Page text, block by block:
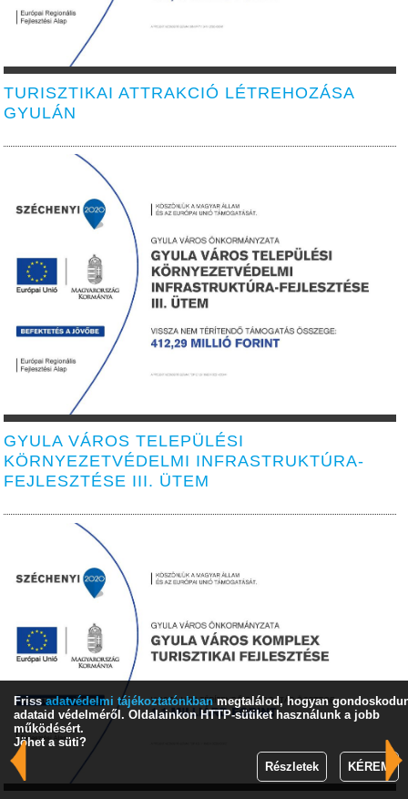
TURISZTIKAI ATTRAKCIÓ LÉTREHOZÁSA
GYULÁN
GYULA VÁROS TELEPÜLÉSI
KÖRNYEZETVÉDELMI INFRASTRUKTÚRA-
FEJLESZTÉSE III. ÜTEM
Frissadatvédelmi tájékoztatónkbanmegtalálod, hogyan
adataid védelméről. Oldalainkon HTTP-sütiket használunk a jobb
működésért.
Jöhet a süti?
Részletek
KÉREM